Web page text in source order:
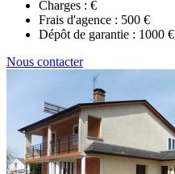
Charges : €
Frais d'agence : 500 €
Dépôt de garantie : 1000 €
Nous contacter